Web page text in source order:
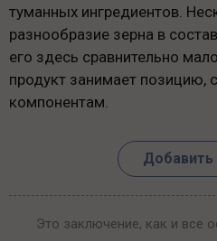
туманных ингредиентов.
разнообразие зерна в
его здесь сравнительно
продукт занимает позицию,
компонентам.
Это заключение, как и все